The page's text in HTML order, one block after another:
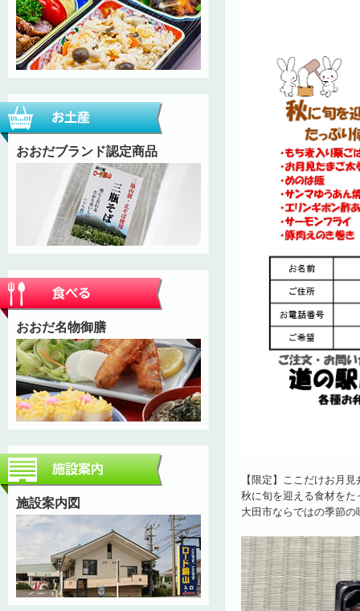
おおだブランド認定商品
おおだ名物御膳
施設案内図
【限定】ここだけお月
秋に旬を迎える食材を
大田市ならではの季節